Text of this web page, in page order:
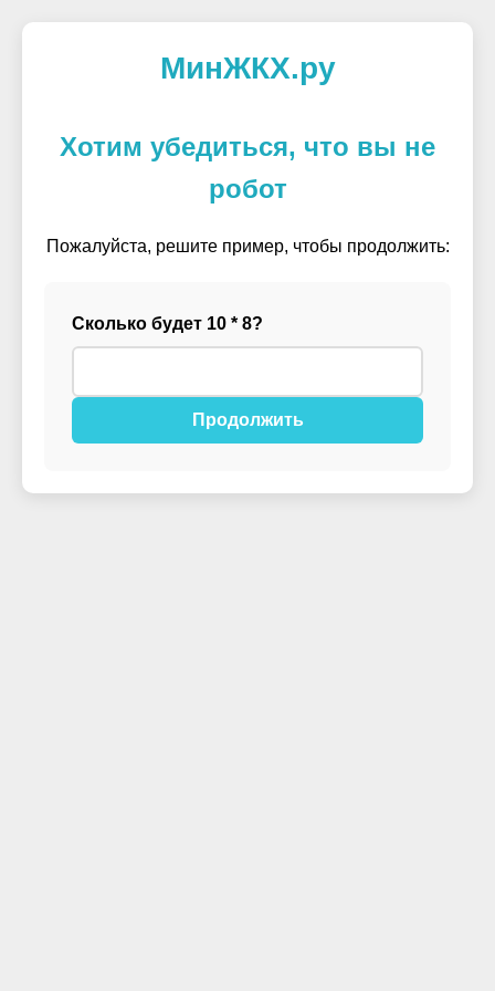
МинЖКХ.ру
Хотим убедиться, что вы не
робот
Пожалуйста, решите пример, чтобы продолжить:
Сколько будет 10 * 8?
Продолжить